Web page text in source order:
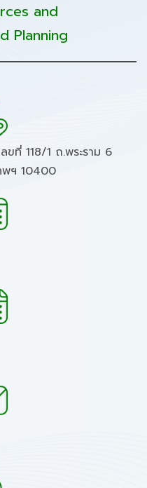
and
Planning
ขที่ 118/1 ถ.พระราม 6
พฯ 10400